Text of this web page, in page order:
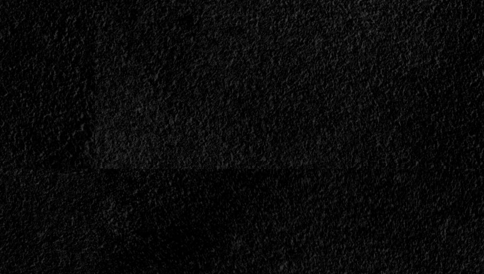
Queda
En
Pose
Nomás”</div>